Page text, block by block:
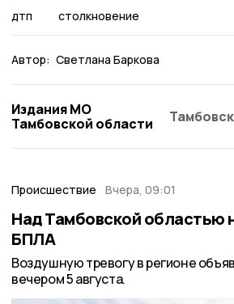
дтп столкновение
Автор: Светлана Баркова
Издания МО
Тамбовской области
Происшествие Вчера, 09:01
Над Тамбовской областью
БПЛА
Воздушную тревогу в регионе
вечером 5 августа.